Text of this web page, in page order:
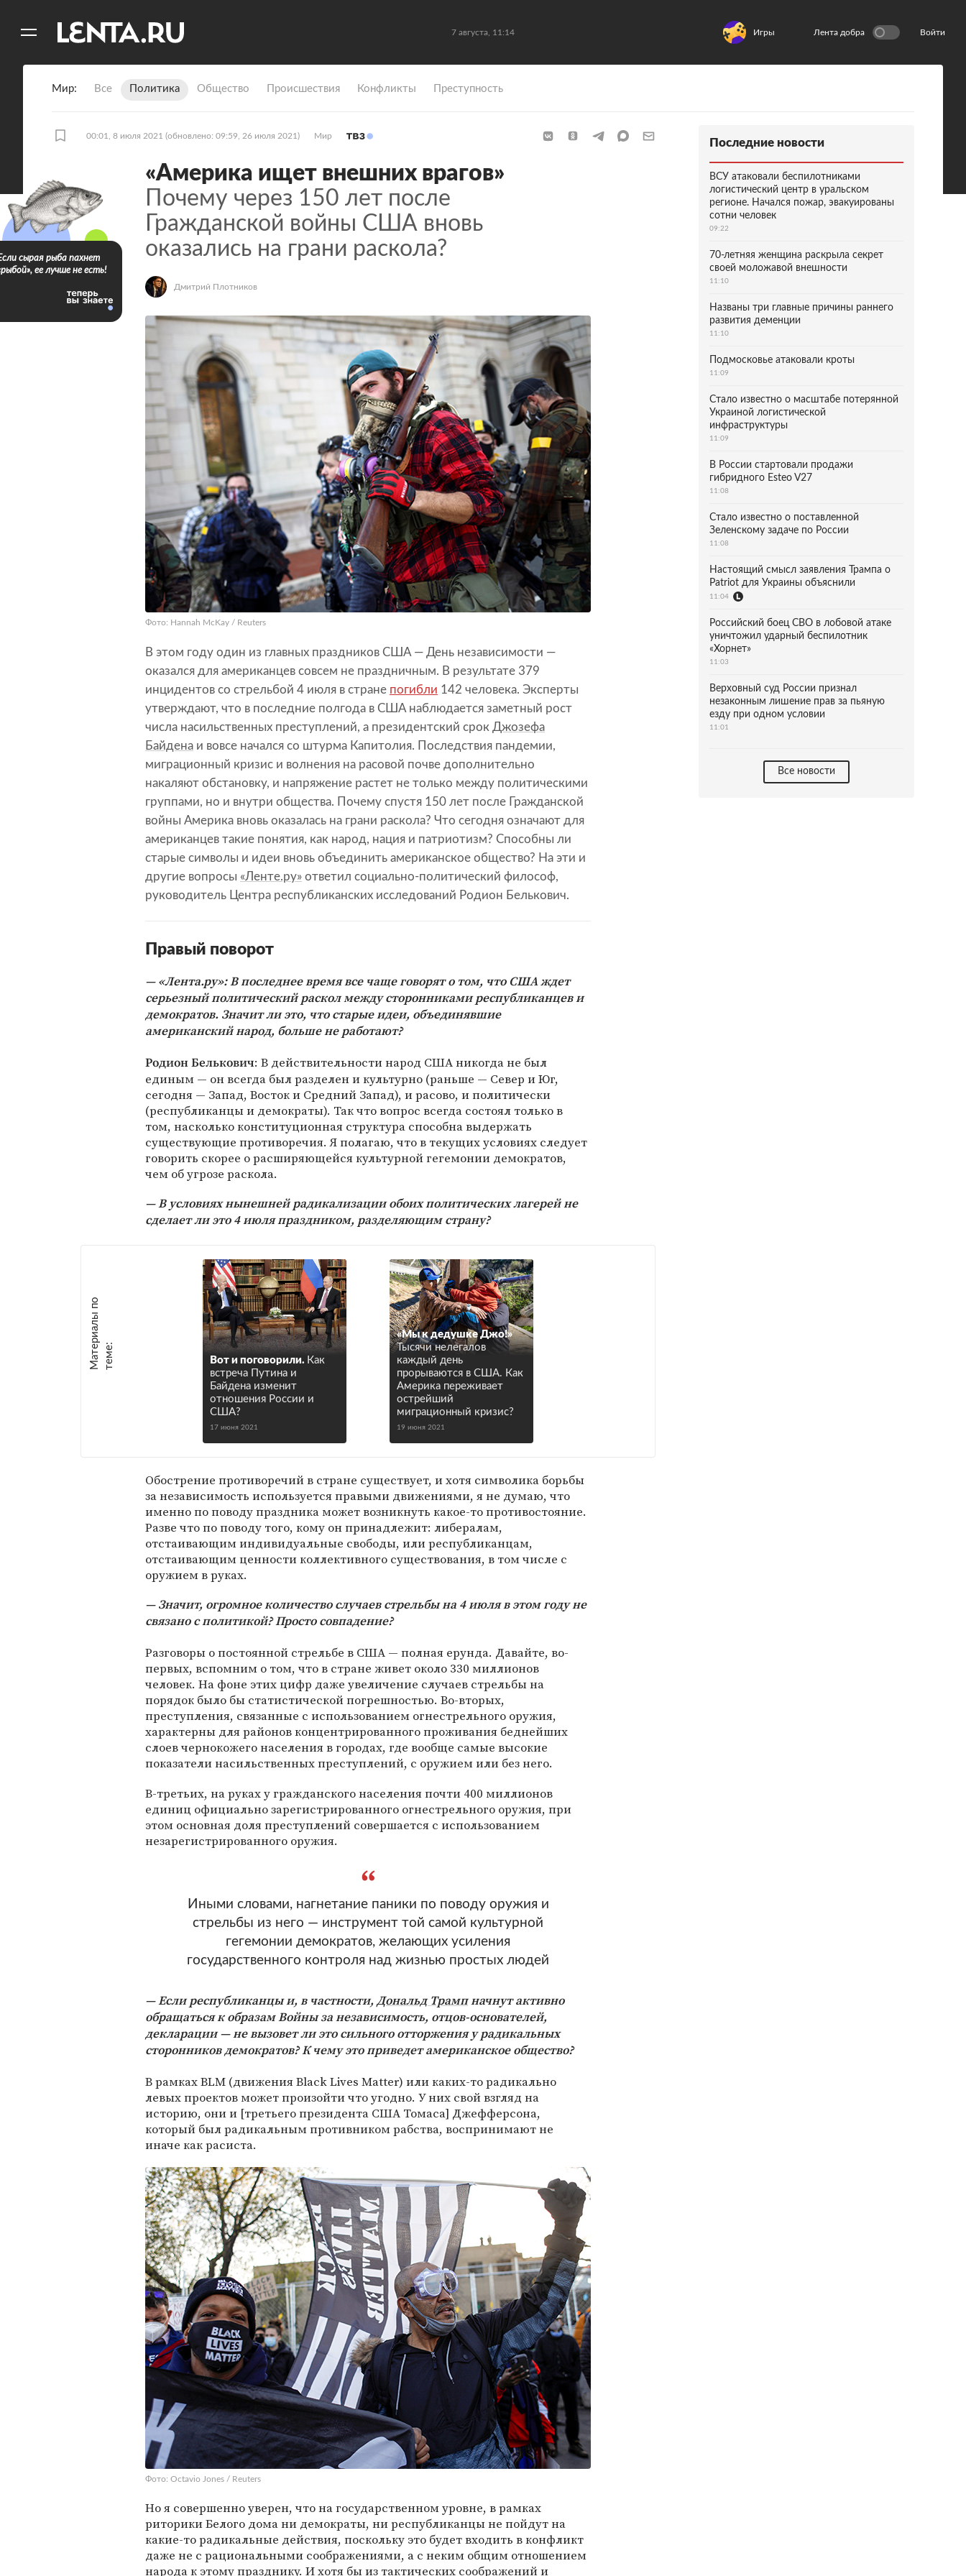
7 августа, 11:14 Игры Лента добра Войти
Мир Все Политика Общество Происшествия Конфликты Преступность
00:01, 8 июля 2021 (обновлено: 09:59, 26 июля 2021) Мир
«Америка ищет внешних врагов»
Почему через 150 лет после
Гражданской войны США вновь
оказались на грани раскола?
Дмитрий Плотников
Фото: Hannah McKay / Reuters
В этом году один из главных праздников США — День независимости —
оказался для американцев совсем не праздничным. В результате 379
инцидентов со стрельбой 4 июля в стране погибли 142 человека. Эксперты
утверждают, что в последние полгода в США наблюдается заметный рост
числа насильственных преступлений, а президентский срок Джозефа
Байдена и вовсе начался со штурма Капитолия. Последствия пандемии,
миграционный кризис и волнения на расовой почве дополнительно
накаляют обстановку, и напряжение растет не только между политическими
группами, но и внутри общества. Почему спустя 150 лет после Гражданской
войны Америка вновь оказалась на грани раскола? Что сегодня означают для
американцев такие понятия, как народ, нация и патриотизм? Способны ли
старые символы и идеи вновь объединить американское общество? На эти и
другие вопросы «Ленте.ру» ответил социально-политический философ,
руководитель Центра республиканских исследований Родион Белькович.
Правый поворот
«Лента.ру»: В последнее время все чаще говорят о том, что США ждет
серьезный политический раскол между сторонниками республиканцев и
демократов. Значит ли это, что старые идеи, объединявшие
американский народ, больше не работают?
Родион Белькович: В действительности народ США никогда не был
единым — он всегда был разделен и культурно (раньше — Север и Юг,
сегодня — Запад, Восток и Средний Запад), и расово, и политически
(республиканцы и демократы). Так что вопрос всегда состоял только в
том, насколько конституционная структура способна выдержать
существующие противоречия. Я полагаю, что в текущих условиях следует
говорить скорее о расширяющейся культурной гегемонии демократов,
чем об угрозе раскола.
В условиях нынешней радикализации обоих политических лагерей не
сделает ли это 4 июля праздником, разделяющим страну?
М
а
т е
р
и
а
л
ы
п
о
т
е
м
е : Вот и поговорили. Как
встреча Путина и
Байдена изменит
отношения России и
США?
17 июня 2021
«Мы к дедушке Джо!»
Тысячи нелегалов
каждый день
прорываются в США. Как
Америка переживает
острейший
миграционный кризис?
19 июня 2021
Обострение противоречий в стране существует, и хотя символика борьбы
за независимость используется правыми движениями, я не думаю, что
именно по поводу праздника может возникнуть какое-то противостояние.
Разве что по поводу того, кому он принадлежит: либералам,
отстаивающим индивидуальные свободы, или республиканцам,
отстаивающим ценности коллективного существования, в том числе с
оружием в руках.
Значит, огромное количество случаев стрельбы на 4 июля в этом году не
связано с политикой? Просто совпадение?
Разговоры о постоянной стрельбе в США — полная ерунда. Давайте, во-
первых, вспомним о том, что в стране живет около 330 миллионов
человек. На фоне этих цифр даже увеличение случаев стрельбы на
порядок было бы статистической погрешностью. Во-вторых,
преступления, связанные с использованием огнестрельного оружия,
характерны для районов концентрированного проживания беднейших
слоев чернокожего населения в городах, где вообще самые высокие
показатели насильственных преступлений, с оружием или без него.
В-третьих, на руках у гражданского населения почти 400 миллионов
единиц официально зарегистрированного огнестрельного оружия, при
этом основная доля преступлений совершается с использованием
незарегистрированного оружия.
Иными словами, нагнетание паники по поводу оружия и
стрельбы из него — инструмент той самой культурной
гегемонии демократов, желающих усиления
государственного контроля над жизнью простых людей
Если республиканцы и, в частности, Дональд Трампначнут активно
обращаться к образам Войны за независимость, отцов-основателей,
декларации — не вызовет ли это сильного отторжения у радикальных
сторонников демократов? К чему это приведет американское общество?
В рамках BLM (движения Black Lives Matter) или каких-то радикально
левых проектов может произойти что угодно. У них свой взгляд на
историю, они и [третьего президента США Томаса] Джефферсона,
который был радикальным противником рабства, воспринимают не
иначе как расиста.
Фото: Octavio Jones / Reuters
Но я совершенно уверен, что на государственном уровне, в рамках
риторики Белого дома ни демократы, ни республиканцы не пойдут на
какие-то радикальные действия, поскольку это будет входить в конфликт
даже не с рациональными соображениями, а с неким общим отношением
народа к этому празднику. И хотя бы из тактических соображений и
сырая рыба пахнет
ее лучше не есть!
Последние новости
ВСУ атаковали беспилотниками
логистический центр в уральском
регионе. Начался пожар, эвакуированы
сотни человек
09:22
70-летняя женщина раскрыла секрет
своей моложавой внешности
11:10
Названы три главные причины раннего
развития деменции
11:10
Подмосковье атаковали кроты
11:09
Стало известно о масштабе потерянной
Украиной логистической
инфраструктуры
11:09
В России стартовали продажи
гибридного Esteo V27
11:08
Стало известно о поставленной
Зеленскому задаче по России
11:08
Настоящий смысл заявления Трампа о
Patriot для Украины объяснили
11:04
Российский боец СВО в лобовой атаке
уничтожил ударный беспилотник
«Хорнет»
11:03
Верховный суд России признал
незаконным лишение прав за пьяную
езду при одном условии
11:01
Все новости